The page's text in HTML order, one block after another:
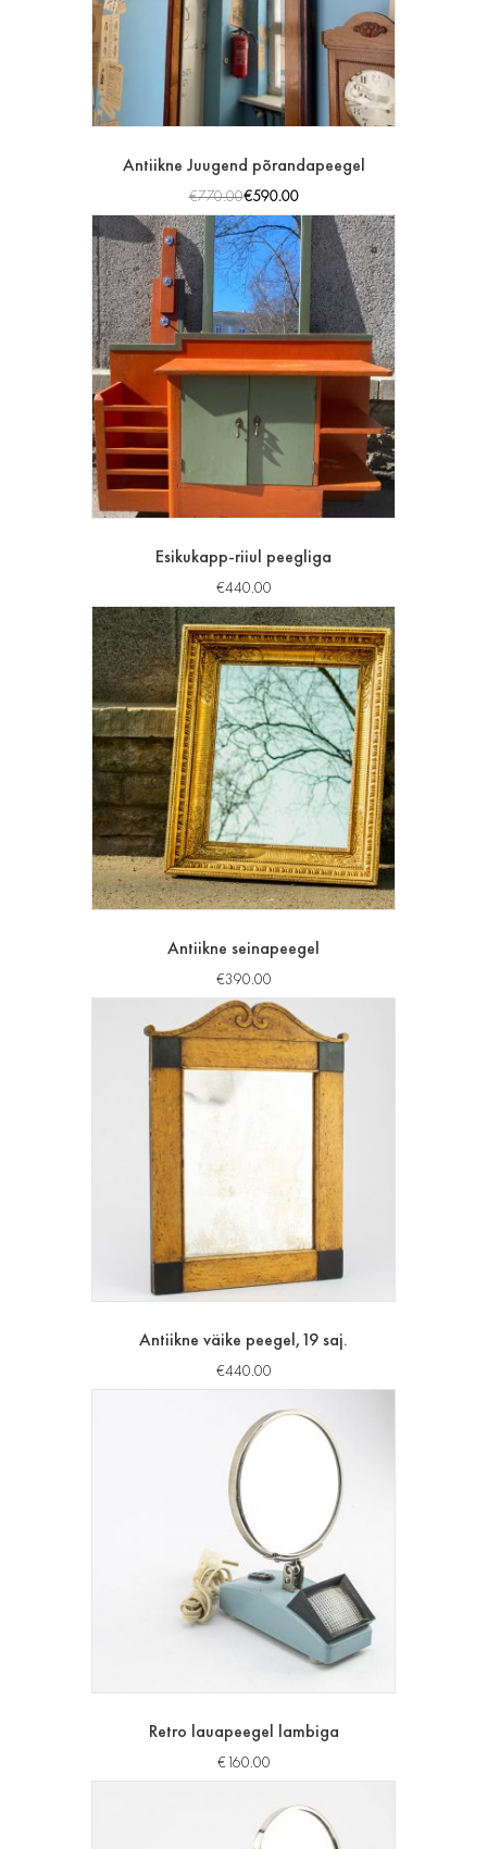
Antiikne Juugend põrandapeegel
€770.00€590.00
Esikukapp-riiul peegliga
€440.00
Antiikne seinapeegel
€390.00
Antiikne väike peegel,19 saj.
€440.00
Retro lauapeegel lambiga
€160.00